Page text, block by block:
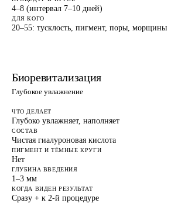
4–8 (интервал 7–10 дней)
ДЛЯ КОГО
20–55: тусклость, пигмент, поры, морщины
Биоревитализация
Глубокое увлажнение
ЧТО ДЕЛАЕТ
Глубоко увлажняет, наполняет
СОСТАВ
Чистая гиалуроновая кислота
ПИГМЕНТ И ТЁМНЫЕ КРУГИ
Нет
ГЛУБИНА ВВЕДЕНИЯ
1–3 мм
КОГДА ВИДЕН РЕЗУЛЬТАТ
Сразу + к 2-й процедуре